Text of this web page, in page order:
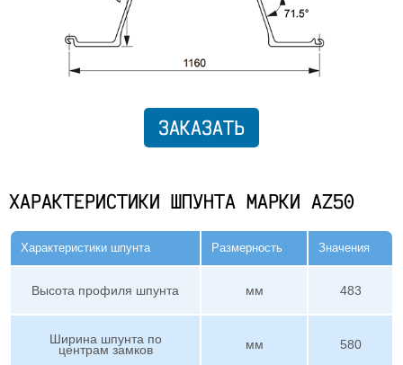
ЗАКАЗАТЬ
ХАРАКТЕРИСТИКИ ШПУНТА МАРКИ AZ50
Характеристики шпунта Размерность Значения
Высота профиля шпунта мм 483
Ширина шпунта по
центрам замков мм 580